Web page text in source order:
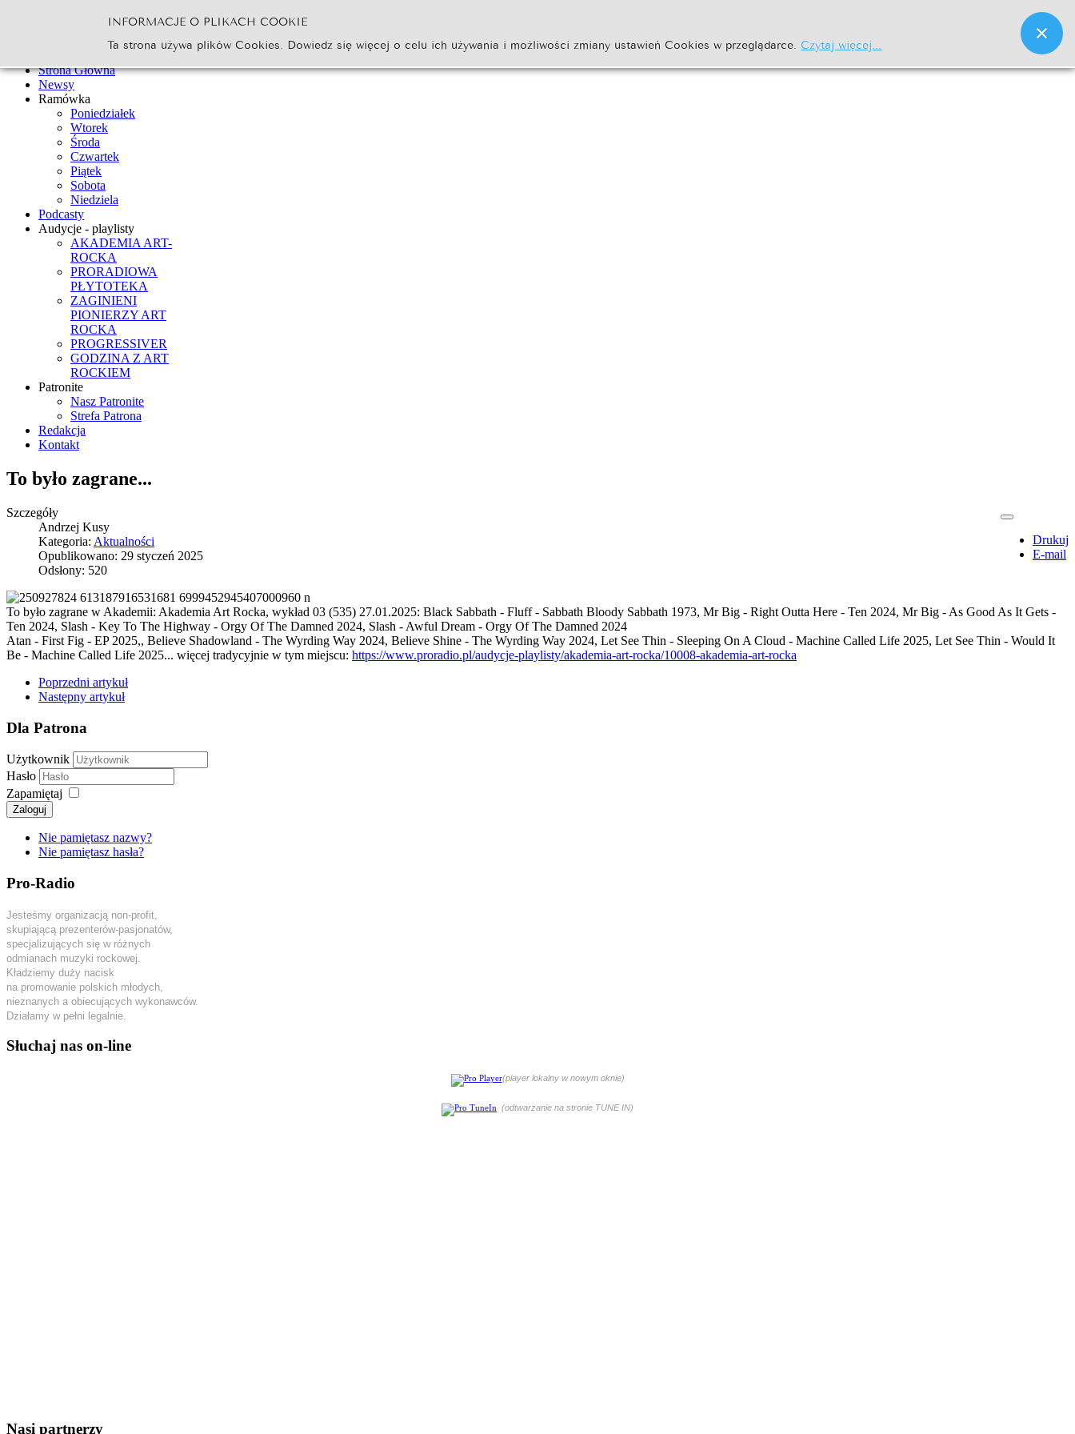
Go
Strona Główna
Newsy
Ramówka
Poniedziałek
Wtorek
Środa
Czwartek
Piątek
Sobota
Niedziela
Podcasty
Audycje - playlisty
AKADEMIA ART-
ROCKA
PRORADIOWA
PŁYTOTEKA
ZAGINIENI
PIONIERZY ART
ROCKA
PROGRESSIVER
GODZINA Z ART
ROCKIEM
Patronite
Nasz Patronite
Strefa Patrona
Redakcja
Kontakt
To było zagrane...
Drukuj
E-mail
Szczegóły
Andrzej Kusy
Kategoria: Aktualności
Opublikowano: 29 styczeń 2025
Odsłony: 520
To było zagrane w Akademii: Akademia Art Rocka, wykład 03 (535) 27.01.2025: Black Sabbath - Fluff - Sabbath Bloody Sabbath 1973, Mr Big - Right Outta Here - Ten 2024, Mr Big - As Good As It Gets -
Ten 2024, Slash - Key To The Highway - Orgy Of The Damned 2024, Slash - Awful Dream - Orgy Of The Damned 2024
Atan - First Fig - EP 2025,, Believe Shadowland - The Wyrding Way 2024, Believe Shine - The Wyrding Way 2024, Let See Thin - Sleeping On A Cloud - Machine Called Life 2025, Let See Thin - Would It
Be - Machine Called Life 2025... więcej tradycyjnie w tym miejscu: https://www.proradio.pl/audycje-playlisty/akademia-art-rocka/10008-akademia-art-rocka
Poprzedni artykuł
Następny artykuł
Dla Patrona
Użytkownik
Hasło
Zapamiętaj
Zaloguj
Nie pamiętasz nazwy?
Nie pamiętasz hasła?
Pro-Radio
Jesteśmy organizacją non-profit,
skupiającą prezenterów-pasjonatów,
specjalizujących się w różnych
odmianach muzyki rockowej.
Kładziemy duży nacisk
na promowanie polskich młodych,
nieznanych a obiecujących wykonawców.
Działamy w pełni legalnie.
Słuchaj nas on-line
(player lokalny w nowym oknie)
(odtwarzanie na stronie TUNE IN)
Nasi partnerzy
INFORMACJE O PLIKACH COOKIE
Ta strona używa plików Cookies. Dowiedz się więcej o celu ich używania i możliwości zmiany ustawień Cookies w przeglądarce.Czytaj więcej...